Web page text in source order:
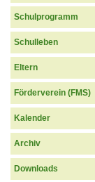
Schulprogramm
Schulleben
Eltern
Förderverein (FMS)
Kalender
Archiv
Downloads